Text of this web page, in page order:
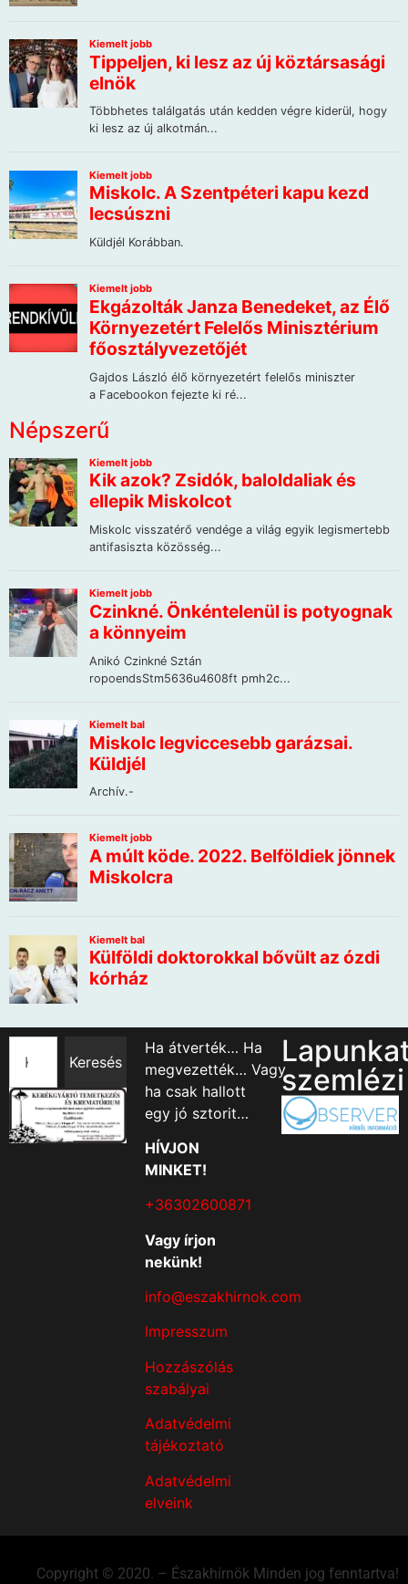
Népszerű
Keresés
Ha átverték… Ha
megvezették… Vagy
ha csak hallott
egy jó sztorit…
HÍVJON
MINKET!
+36302600871
Vagy írjon
nekünk!
info@eszakhirnok.com
Impresszum
Hozzászólás
szabályai
Adatvédelmi
tájékoztató
Adatvédelmi
elveink
szemlézi
Copyright © 2020. – Északhírnök Minden jog fenntartva!